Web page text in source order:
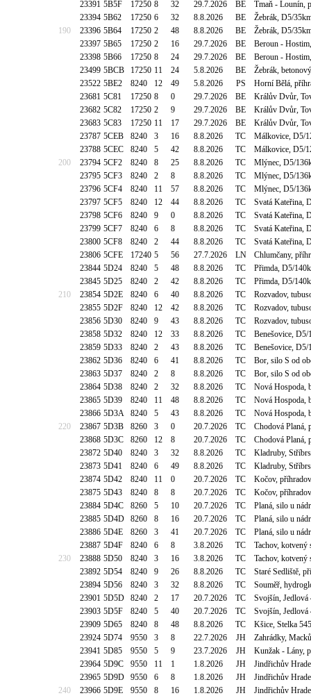
23391 5B5F 17250 8 32 29.7.2026 BE
Tmaň - Lounín,
23394 5B62 17250 6 32 8.8.2026 BE
Žebrák, D5/
190
23396 5B64 17250 2 48 8.8.2026 BE
Žebrák, D5/
23397 5B65 17250 2 16 29.7.2026 BE
Beroun -
23398 5B66 17250 8 24 29.7.2026 BE
Beroun -
23499 5BCB 17250 11 24 5.8.2026 BE
Žebrák,
23522 5BE2 8240 12 49 5.8.2026 PS
Horní Bělá,
23681 5C81 17250 8 0 29.7.2026 BE
Králův Dvůr,
23682 5C82 17250 2 9 29.7.2026 BE
Králův Dvůr,
23683 5C83 17250 11 17 29.7.2026 BE
Králův Dvůr,
23787 5CEB 8240 3 16 8.8.2026 TC
Málkovice, D5/
23788 5CEC 8240 5 42 8.8.2026 TC
Málkovice, D5/
200
23794 5CF2 8240 8 25 8.8.2026 TC
Mlýnec, D5/
23795 5CF3 8240 2 8 8.8.2026 TC
Mlýnec, D5/
23796 5CF4 8240 11 57 8.8.2026 TC
Mlýnec, D5/
23797 5CF5 8240 12 44 8.8.2026 TC
Svatá Kateřina,
23798 5CF6 8240 9 0 8.8.2026 TC
Svatá Kateřina,
23799 5CF7 8240 6 8 8.8.2026 TC
Svatá Kateřina,
23800 5CF8 8240 2 44 8.8.2026 TC
Svatá Kateřina,
23806 5CFE 17240 5 56 27.7.2026 LN
Chlumčany,
23844 5D24 8240 5 48 8.8.2026 TC
Přimda, D5/
23845 5D25 8240 2 42 8.8.2026 TC
Přimda, D5/
210
23854 5D2E 8240 6 40 8.8.2026 TC
Rozvadov,
23855 5D2F 8240 12 42 8.8.2026 TC
Rozvadov,
23856 5D30 8240 9 43 8.8.2026 TC
Rozvadov,
23858 5D32 8240 12 33 8.8.2026 TC
Benešovice,
23859 5D33 8240 2 43 8.8.2026 TC
Benešovice,
23862 5D36 8240 6 41 8.8.2026 TC
Bor, silo S od
23863 5D37 8240 2 8 8.8.2026 TC
Bor, silo S od
23864 5D38 8240 2 32 8.8.2026 TC
Nová Hospoda,
23865 5D39 8240 11 48 8.8.2026 TC
Nová Hospoda,
23866 5D3A 8240 5 43 8.8.2026 TC
Nová Hospoda,
220
23867 5D3B 8260 3 0 20.7.2026 TC
Chodová Planá,
23868 5D3C 8260 12 8 20.7.2026 TC
Chodová Planá,
23872 5D40 8240 3 32 8.8.2026 TC
Kladruby,
23873 5D41 8240 6 49 8.8.2026 TC
Kladruby,
23874 5D42 8240 11 0 20.7.2026 TC
Kočov,
23875 5D43 8240 8 8 20.7.2026 TC
Kočov,
23884 5D4C 8260 5 10 20.7.2026 TC
Planá, silo u
23885 5D4D 8260 8 16 20.7.2026 TC
Planá, silo u
23886 5D4E 8260 3 41 20.7.2026 TC
Planá, silo u
23887 5D4F 8240 6 8 3.8.2026 TC
Tachov, kotvený
230
23888 5D50 8240 3 16 3.8.2026 TC
Tachov, kotvený
23892 5D54 8240 9 26 8.8.2026 TC
Staré Sedliště,
23894 5D56 8240 3 32 8.8.2026 TC
Souměř,
23901 5D5D 8240 2 17 20.7.2026 TC
Svojšín,
23903 5D5F 8240 5 40 20.7.2026 TC
Svojšín,
23909 5D65 8240 8 48 8.8.2026 TC
Kšice, Stelka
23924 5D74 9550 3 8 22.7.2026 JH
Zahrádky,
23941 5D85 9550 5 9 23.7.2026 JH
Kunžak - Lány,
23964 5D9C 9550 11 1 1.8.2026 JH
Jindřichův
23965 5D9D 9550 6 8 1.8.2026 JH
Jindřichův
240
23966 5D9E 9550 8 16 1.8.2026 JH
Jindřichův